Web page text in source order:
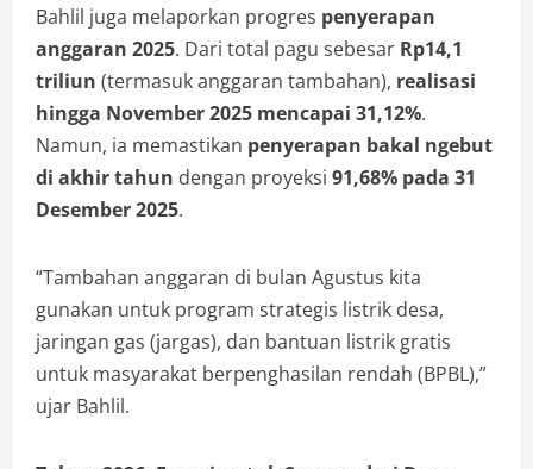
Bahlil juga melaporkan progres penyerapan
anggaran 2025. Dari total pagu sebesar Rp14,1
triliun (termasuk anggaran tambahan), realisasi
hingga November 2025 mencapai 31,12%.
Namun, ia memastikan penyerapan bakal ngebut
di akhir tahun dengan proyeksi 91,68% pada 31
Desember 2025.
“Tambahan anggaran di bulan Agustus kita
gunakan untuk program strategis listrik desa,
jaringan gas (jargas), dan bantuan listrik gratis
untuk masyarakat berpenghasilan rendah (BPBL),”
ujar Bahlil.